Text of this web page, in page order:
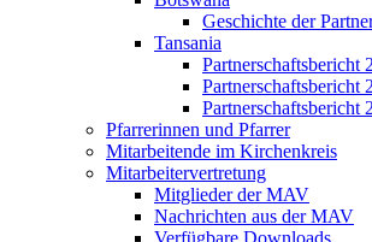
Geschichte der
Tansania
Partnerschaftsbericht
Partnerschaftsbericht
Partnerschaftsbericht
Pfarrerinnen und Pfarrer
Mitarbeitende im Kirchenkreis
Mitarbeitervertretung
Mitglieder der MAV
Nachrichten aus der MAV
Verfügbare Downloads